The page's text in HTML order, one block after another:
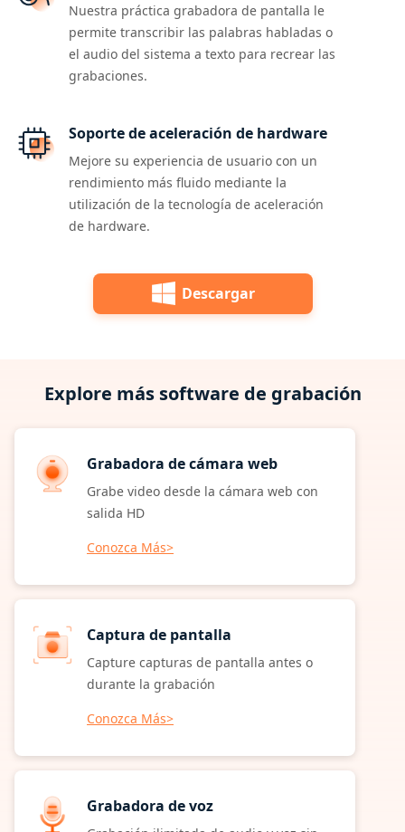
Nuestra práctica grabadora de pantalla le
permite transcribir las palabras habladas o
el audio del sistema a texto para recrear las
grabaciones.
Soporte de aceleración de hardware
Mejore su experiencia de usuario con un
rendimiento más fluido mediante la
utilización de la tecnología de aceleración
de hardware.
Descargar
Explore más software de grabación
Grabadora de cámara web
Grabe video desde la cámara web con
salida HD
Conozca Más>
Captura de pantalla
Capture capturas de pantalla antes o
durante la grabación
Conozca Más>
Grabadora de voz